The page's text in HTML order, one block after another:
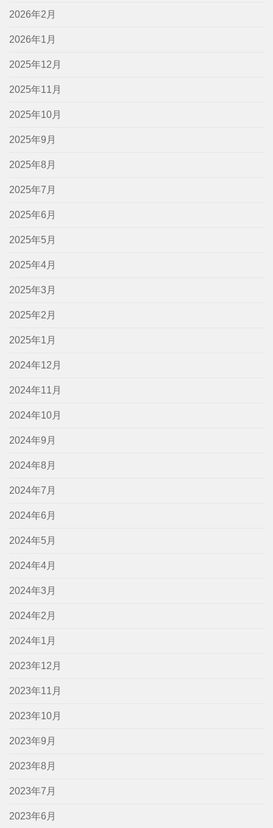
2026年2月
2026年1月
2025年12月
2025年11月
2025年10月
2025年9月
2025年8月
2025年7月
2025年6月
2025年5月
2025年4月
2025年3月
2025年2月
2025年1月
2024年12月
2024年11月
2024年10月
2024年9月
2024年8月
2024年7月
2024年6月
2024年5月
2024年4月
2024年3月
2024年2月
2024年1月
2023年12月
2023年11月
2023年10月
2023年9月
2023年8月
2023年7月
2023年6月